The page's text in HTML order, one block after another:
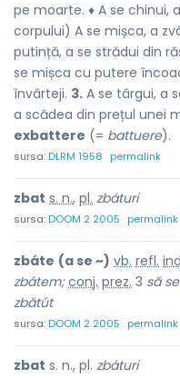
pe moarte. ♦ A se chinui,
corpului) A se mișca, a
putință, a se strădui din
se mișca cu putere
învârteji. 3. A se târgui, a
a scădea din prețul unei
exbattere (= battuere).
sursa:DLRM 1958 permalink
zbat s. n., pl. zbáturi
sursa:DOOM 2 2005 permalink
zbáte (a se ~) vb. refl.
zbátem; conj. prez. 3 să
zbătút
sursa:DOOM 2 2005 permalink
zbat s. n., pl. zbáturi